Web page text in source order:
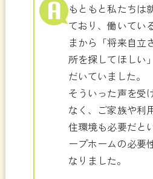
もともと私たちは
ており、働いてい
まから「将来自立
所を探してほしい
だいていました。
そういった声を受
なく、ご家族や利
住環境も必要だと
ープホームの必要
なりました。